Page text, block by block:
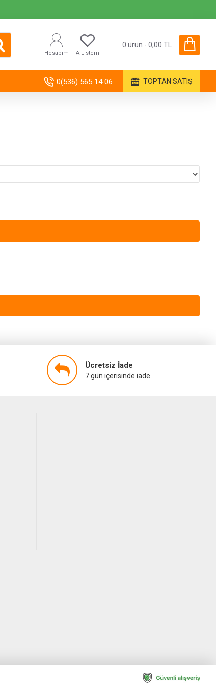
Hesabım A.Listem
0 ürün - 0,00 TL
0(536) 565 14 06 TOPTAN SATIŞ
Ücretsiz İade
7 gün içerisinde iade